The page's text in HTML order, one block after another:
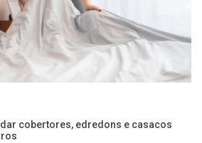
cobertores, edredons e casacos